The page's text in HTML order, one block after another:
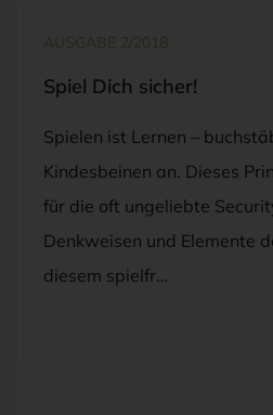
Spiel Dich sicher!
Spielen ist Lernen –
Kindesbeinen an. Dieses
für die oft ungeliebte
Denkweisen und Elemente
diesem spielfr…